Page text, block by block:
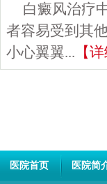
白癜风治疗
者容易受到其
小心翼翼... 【
医院首页 医院简